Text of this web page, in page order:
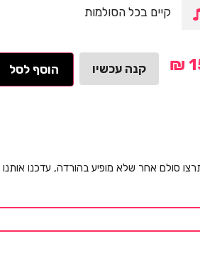
קיים בכל הסולמות
₪ קנה עכשיו הוסף לסל
סולם אחר שלא מופיע בהורדה, עדכנו